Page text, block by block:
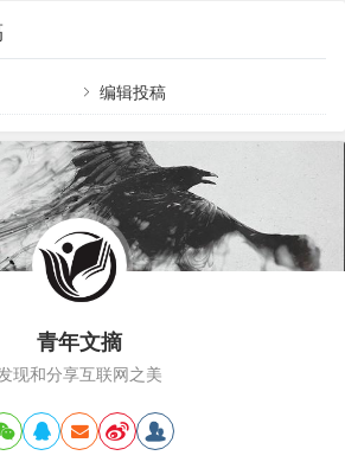
配“皮鞋、拖鞋”（1）牛仔裤+皮鞋，适配度
腻土气从单品风格属性上来看，牛仔裤偏时
些细节。全篇没有晦涩难懂的知识点，更不
判断自己到底是什么脸型。一、大镜框毁气
在前几天，一位蓝皮书会员给我发来私信，说
去配一副新眼镜，然后问我有什么需要注意
选大镜框的眼镜。首先就是，大镜框根本不会
小（大镜框墨镜除外…
编辑投稿
青年文摘
现和分享互联网之美